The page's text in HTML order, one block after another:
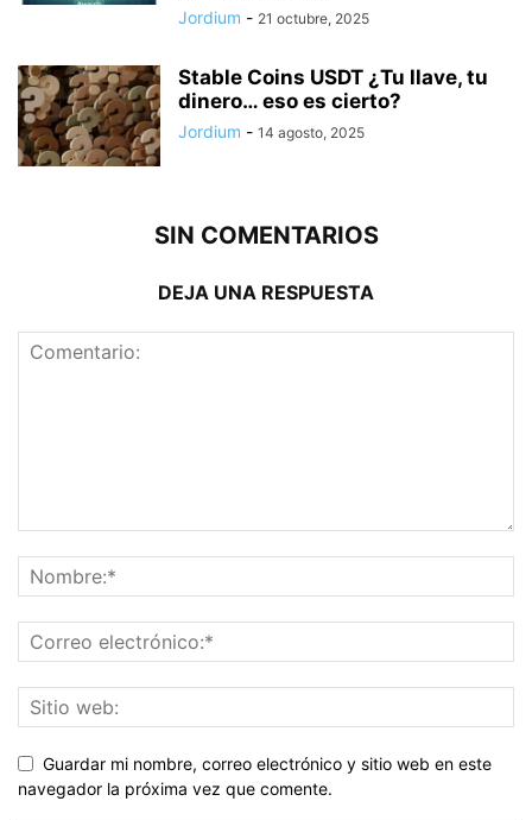
Jordium - 21 octubre, 2025
Stable Coins USDT ¿Tu llave, tu
dinero… eso es cierto?
Jordium - 14 agosto, 2025
SIN COMENTARIOS
DEJA UNA RESPUESTA
Guardar mi nombre, correo electrónico y sitio web en este
navegador la próxima vez que comente.